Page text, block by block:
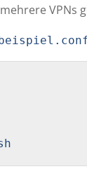
VPNs